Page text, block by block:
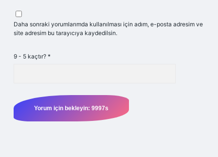
Daha sonraki yorumlarımda kullanılması için adım, e-posta adresim ve
site adresim bu tarayıcıya kaydedilsin.
9 - 5 kaçtır? *